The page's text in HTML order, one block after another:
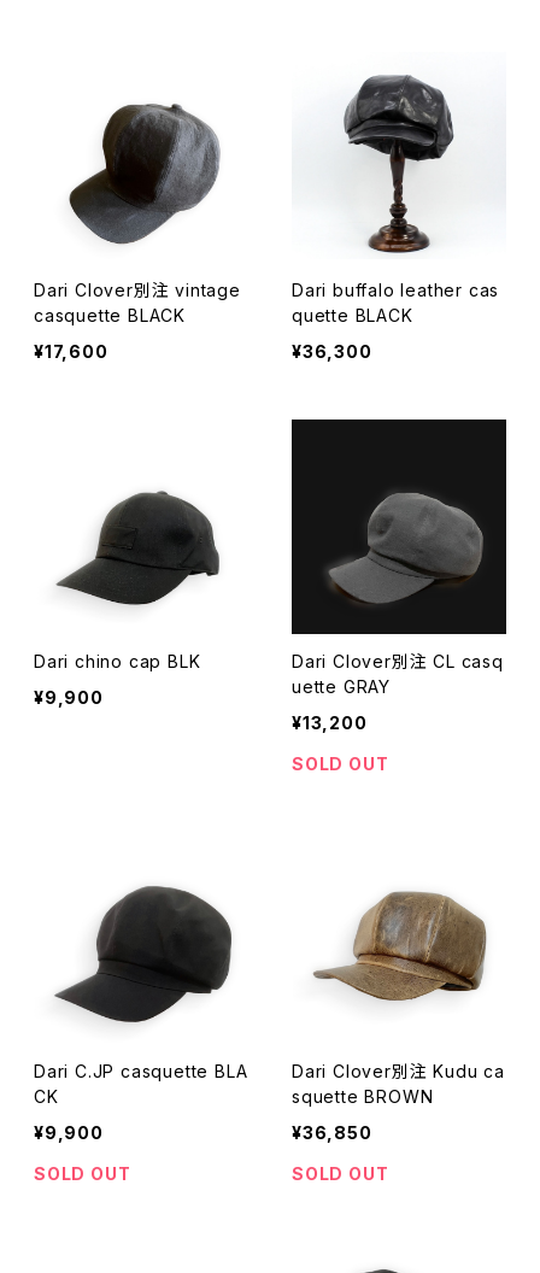
Dari Clover別注 vintage
casquette BLACK
¥17,600
Dari buffalo leather cas
quette BLACK
¥36,300
Dari chino cap BLK
¥9,900
Dari Clover別注 CL casq
uette GRAY
¥13,200
SOLD OUT
Dari C.JP casquette BLA
CK
¥9,900
SOLD OUT
Dari Clover別注 Kudu ca
squette BROWN
¥36,850
SOLD OUT